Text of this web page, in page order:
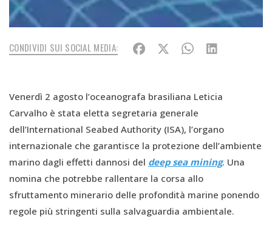
CONDIVIDI SUI SOCIAL MEDIA:
Venerdì 2 agosto l’oceanografa brasiliana Leticia
Carvalho è stata eletta segretaria generale
dell’International Seabed Authority (ISA), l’organo
internazionale che garantisce la protezione dell’ambiente
marino dagli effetti dannosi del deep sea mining. Una
nomina che potrebbe rallentare la corsa allo
sfruttamento minerario delle profondità marine ponendo
regole più stringenti sulla salvaguardia ambientale.